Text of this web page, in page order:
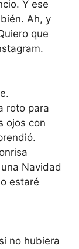
Y ese
Ah, y
que
roto para
ojos con
Navidad
estaré
no hubiera